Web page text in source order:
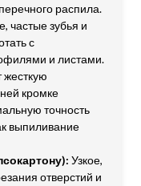
распила.
частые зубья и
с
и листами.
жесткую
кромке
точность
выпиливание
Узкое,
отверстий и